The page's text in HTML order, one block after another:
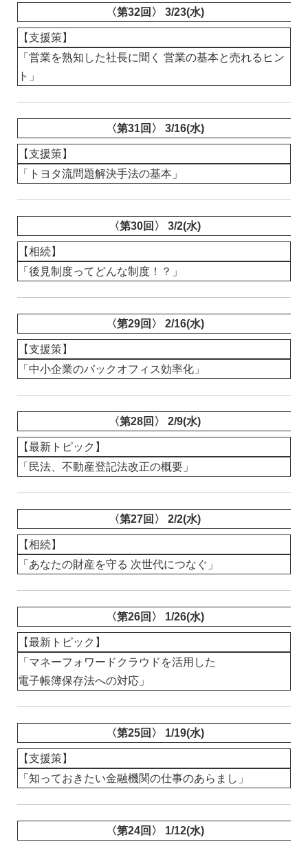
〈第32回〉 3/23(水)
【支援策】
「営業を熟知した社長に聞く 営業の基本と売れるヒン
ト」
〈第31回〉 3/16(水)
【支援策】
「トヨタ流問題解決手法の基本」
〈第30回〉 3/2(水)
【相続】
「後見制度ってどんな制度！？」
〈第29回〉 2/16(水)
【支援策】
「中小企業のバックオフィス効率化」
〈第28回〉 2/9(水)
【最新トピック】
「民法、不動産登記法改正の概要」
〈第27回〉 2/2(水)
【相続】
「あなたの財産を守る 次世代につなぐ」
〈第26回〉 1/26(水)
【最新トピック】
「マネーフォワードクラウドを活用した
電子帳簿保存法への対応」
〈第25回〉 1/19(水)
【支援策】
「知っておきたい金融機関の仕事のあらまし」
〈第24回〉 1/12(水)